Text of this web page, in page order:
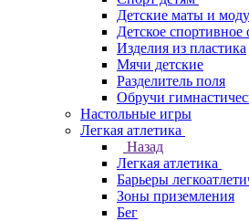
Детские маты и
Детское спортивное
Изделия из пластика
Мячи детские
Разделитель поля
Обручи
Настольные игры
Легкая атлетика
Назад
Легкая атлетика
Барьеры
Зоны приземления
Бег